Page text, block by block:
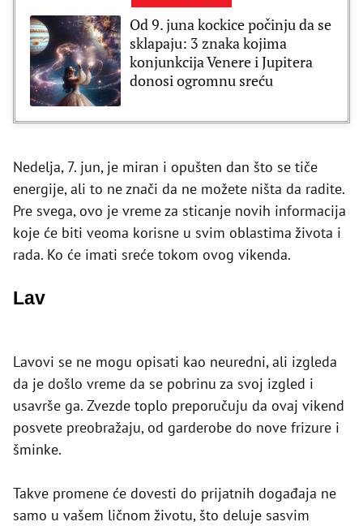
Od 9. juna kockice počinju da se
sklapaju: 3 znaka kojima
konjunkcija Venere i Jupitera
donosi ogromnu sreću
Nedelja, 7. jun, je miran i opušten dan što se tiče
energije, ali to ne znači da ne možete ništa da radite.
Pre svega, ovo je vreme za sticanje novih informacija
koje će biti veoma korisne u svim oblastima života i
rada. Ko će imati sreće tokom ovog vikenda.
Lav
Lavovi se ne mogu opisati kao neuredni, ali izgleda
da je došlo vreme da se pobrinu za svoj izgled i
usavrše ga. Zvezde toplo preporučuju da ovaj vikend
posvete preobražaju, od garderobe do nove frizure i
šminke.
Takve promene će dovesti do prijatnih događaja ne
samo u vašem ličnom životu, što deluje sasvim